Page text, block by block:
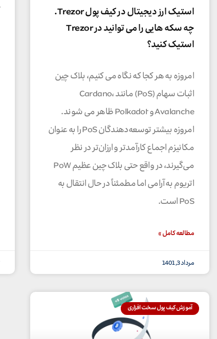
استیک ارز دیجیتال در کیف پول Trezor.
چه سکه هایی را می توانید در Trezor
استیک کنید؟
امروزه به هر کجا که نگاه می کنیم، بلاک چین
اثبات سهام (PoS) مانند Cardano،
Avalanche و Polkadot ظاهر می شوند.
امروزه بیشتر توسعه‌دهندگان PoS را به عنوان
مکانیزم اجماع کارآمدتر و ارزان‌تر در نظر
می‌گیرند، در واقع حتی بلاک چین عظیم PoW
اتریوم به آرامی اما مطمئناً در حال انتقال به
PoS است.
مطالعه کامل »
مرداد 3, 1401
آموزش کیف پول سخت افزاری